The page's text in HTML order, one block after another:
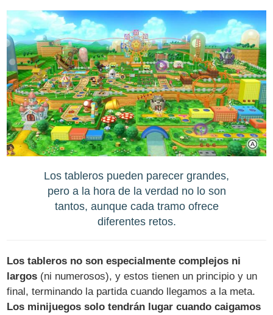
Los tableros pueden parecer grandes,
pero a la hora de la verdad no lo son
tantos, aunque cada tramo ofrece
diferentes retos.
Los tableros no son especialmente complejos ni
largos (ni numerosos), y estos tienen un principio y un
final, terminando la partida cuando llegamos a la meta.
Los minijuegos solo tendrán lugar cuando caigamos